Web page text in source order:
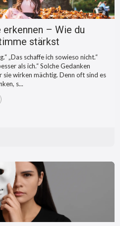
erkennen – Wie du
stärkst
„Das schaffe ich sowieso nicht.“
als ich.“ Solche Gedanken
sie wirken mächtig. Denn oft sind es
s...